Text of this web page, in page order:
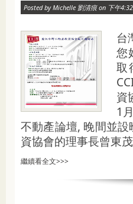
Posted by Michelle 劉清痕 on 下午
台
您
取
資
1
不動產論壇, 晚間並
資協會的理事長曾東
繼續看全文>>>